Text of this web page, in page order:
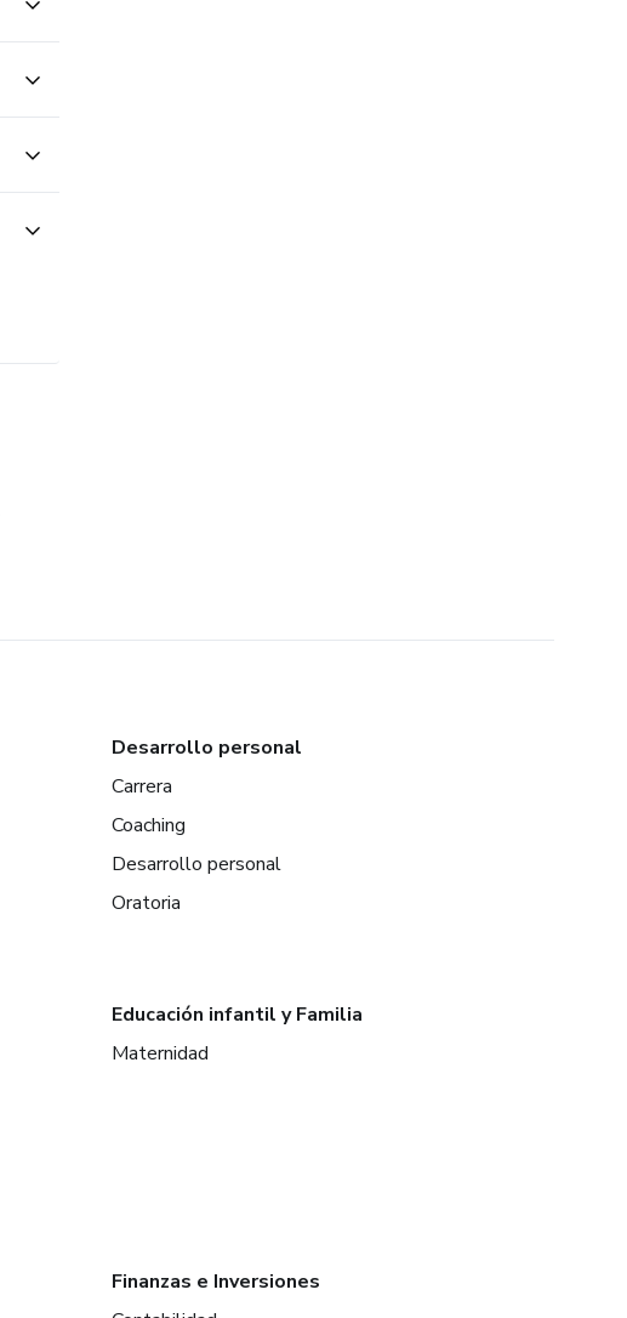
Desarrollo personal
Carrera
Coaching
Desarrollo personal
Oratoria
Educación infantil y Familia
Maternidad
Finanzas e Inversiones